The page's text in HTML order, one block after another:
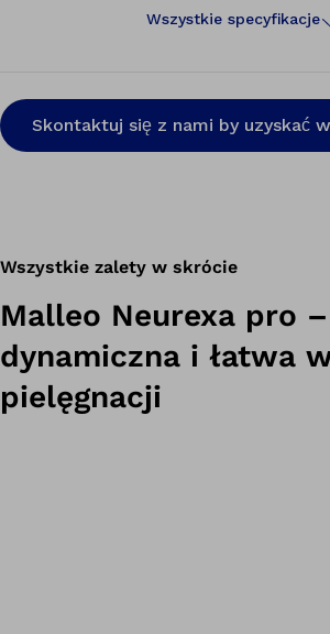
Wszystkie specyfikacje
Skontaktuj się z nami by uzyskać
Wszystkie zalety w skrócie
Malleo Neurexa pro –
dynamiczna i łatwa
pielęgnacji